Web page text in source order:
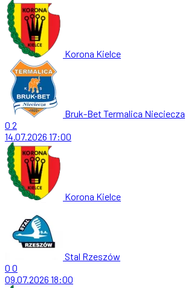
Korona Kielce
Bruk-Bet Termalica Nieciecza
0 2
14.07.2026 17:00
Korona Kielce
Stal Rzeszów
0 0
09.07.2026 18:00